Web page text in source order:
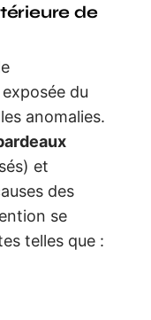
de
du
anomalies.
et
des
se
telles que :